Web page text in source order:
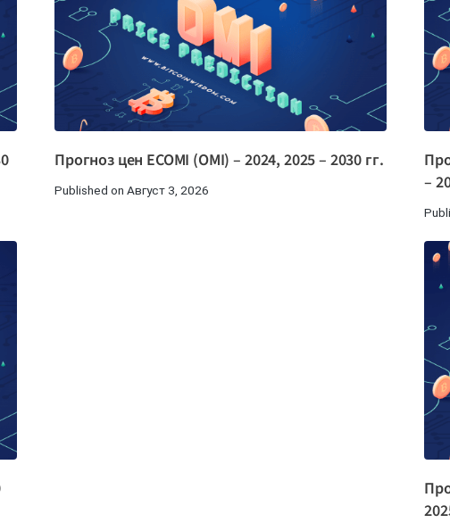
Прогноз цен ECOMI (OMI) – 2024, 2025 – 2030 гг.
Published on Август 3, 2026
–